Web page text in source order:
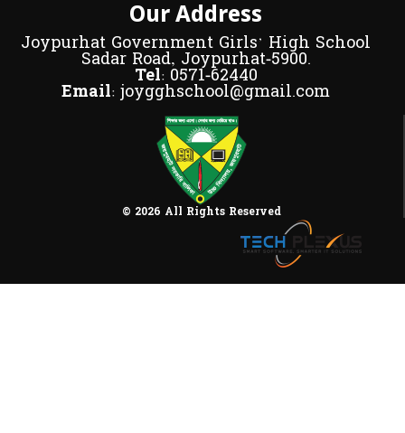
© 2026 All Rights Reserved
Our Address
Joypurhat Government Girls' High School
Sadar Road, Joypurhat-5900.
Tel: 0571-62440
Email: joygghschool@gmail.com